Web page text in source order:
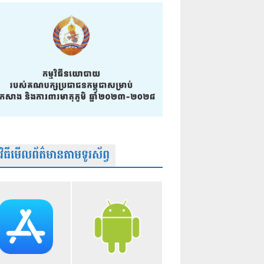
ធីមើលព័ត៌មានតាមទូរស័ព្វ